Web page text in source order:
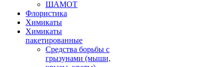
ШАМОТ
Флористика
Химикаты
Химикаты
пакетированные
Средства борьбы с
грызунами (мыши,